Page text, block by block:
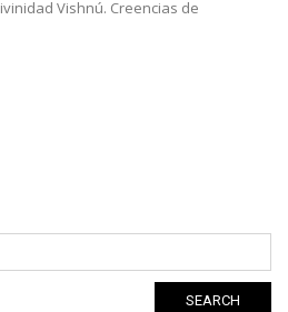
Vishnú. Creencias de
SEARCH